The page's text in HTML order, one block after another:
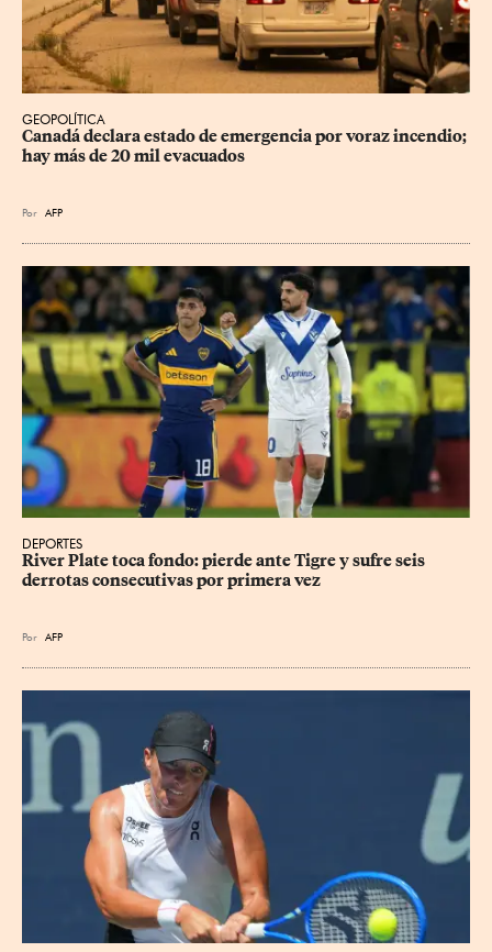
GEOPOLÍTICA
Canadá declara estado de emergencia por voraz incendio;
hay más de 20 mil evacuados
Por AFP
DEPORTES
River Plate toca fondo: pierde ante Tigre y sufre seis
derrotas consecutivas por primera vez
Por AFP